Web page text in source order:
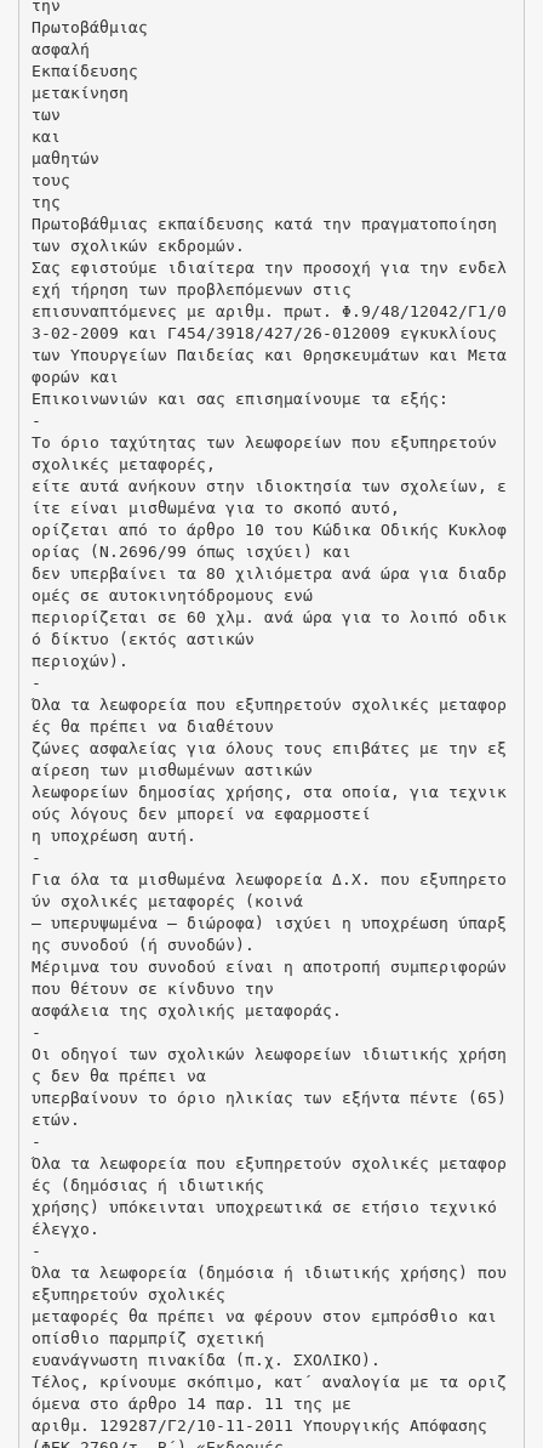
την
Πρωτοβάθμιας
ασφαλή
Εκπαίδευσης
μετακίνηση
των
και
μαθητών
τους
της
Πρωτοβάθμιας εκπαίδευσης κατά την πραγματοποίηση
των σχολικών εκδρομών.
Σας εφιστούμε ιδιαίτερα την προσοχή για την ενδελ
εχή τήρηση των προβλεπόμενων στις
επισυναπτόμενες με αριθμ. πρωτ. Φ.9/48/12042/Γ1/0
3-02-2009 και Γ454/3918/427/26-012009 εγκυκλίους
των Υπουργείων Παιδείας και Θρησκευμάτων και Μετα
φορών και
Επικοινωνιών και σας επισημαίνουμε τα εξής:
-
Το όριο ταχύτητας των λεωφορείων που εξυπηρετούν
σχολικές μεταφορές,
είτε αυτά ανήκουν στην ιδιοκτησία των σχολείων, ε
ίτε είναι μισθωμένα για το σκοπό αυτό,
ορίζεται από το άρθρο 10 του Κώδικα Οδικής Κυκλοφ
ορίας (Ν.2696/99 όπως ισχύει) και
δεν υπερβαίνει τα 80 χιλιόμετρα ανά ώρα για διαδρ
ομές σε αυτοκινητόδρομους ενώ
περιορίζεται σε 60 χλμ. ανά ώρα για το λοιπό οδικ
ό δίκτυο (εκτός αστικών
περιοχών).
-
Όλα τα λεωφορεία που εξυπηρετούν σχολικές μεταφορ
ές θα πρέπει να διαθέτουν
ζώνες ασφαλείας για όλους τους επιβάτες με την εξ
αίρεση των μισθωμένων αστικών
λεωφορείων δημοσίας χρήσης, στα οποία, για τεχνικ
ούς λόγους δεν μπορεί να εφαρμοστεί
η υποχρέωση αυτή.
-
Για όλα τα μισθωμένα λεωφορεία Δ.Χ. που εξυπηρετο
ύν σχολικές μεταφορές (κοινά
– υπερυψωμένα – διώροφα) ισχύει η υποχρέωση ύπαρξ
ης συνοδού (ή συνοδών).
Μέριμνα του συνοδού είναι η αποτροπή συμπεριφορών
που θέτουν σε κίνδυνο την
ασφάλεια της σχολικής μεταφοράς.
-
Οι οδηγοί των σχολικών λεωφορείων ιδιωτικής χρήση
ς δεν θα πρέπει να
υπερβαίνουν το όριο ηλικίας των εξήντα πέντε (65)
ετών.
-
Όλα τα λεωφορεία που εξυπηρετούν σχολικές μεταφορ
ές (δημόσιας ή ιδιωτικής
χρήσης) υπόκεινται υποχρεωτικά σε ετήσιο τεχνικό
έλεγχο.
-
Όλα τα λεωφορεία (δημόσια ή ιδιωτικής χρήσης) που
εξυπηρετούν σχολικές
μεταφορές θα πρέπει να φέρουν στον εμπρόσθιο και
οπίσθιο παρμπρίζ σχετική
ευανάγνωστη πινακίδα (π.χ. ΣΧΟΛΙΚΟ).
Τέλος, κρίνουμε σκόπιμο, κατ΄ αναλογία με τα οριζ
όμενα στο άρθρο 14 παρ. 11 της με
αριθμ. 129287/Γ2/10-11-2011 Υπουργικής Απόφασης